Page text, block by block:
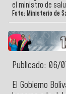
el ministro de
Foto: Ministerio de
Publicado: 06/
El Gobierno